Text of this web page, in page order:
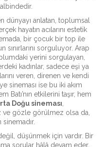
dünyayı anlatan, toplumsal
hayatın acılarını estetik
bir çocuk bir top ile
sorguluyor. Arap
yerini sorgulayan,
kadınlar, sadece eşi ya
veren, direnen ve kendi
sineması ise bu iki akım
Batı’nın etkilerini taşır, hem
Doğu sineması
ve gözle görülmez olsa da,
düşünmek için vardır. Bir
sorular hâlâ devam eder.